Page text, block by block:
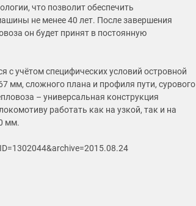
что позволит обеспечить
не менее 40 лет. После завершения
он будет принят в постоянную
учётом специфических условий островной
мм, сложного плана и профиля пути, сурового
– универсальная конструкция
работать как на узкой, так и на
мм.